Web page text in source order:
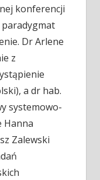
konferencji
Dr Arlene
z
a dr hab.
systemowo-
Hanna
Zalewski